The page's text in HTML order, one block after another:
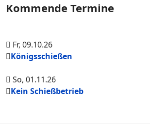
Kommende Termine
Fr, 09.10.26
Königsschießen
So, 01.11.26
Kein Schießbetrieb